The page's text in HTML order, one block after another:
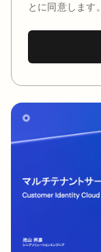
とに同意します。